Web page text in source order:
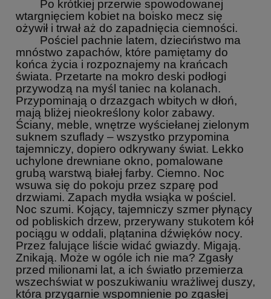
Po krótkiej przerwie spowodowanej
wtargnięciem kobiet na boisko mecz się
ożywił i trwał aż do zapadnięcia ciemności.
Pościel pachnie latem, dzieciństwo ma
mnóstwo zapachów, które pamiętamy do
końca życia i rozpoznajemy na krańcach
świata. Przetarte na mokro deski podłogi
przywodzą na myśl taniec na kolanach.
Przypominają o drzazgach wbitych w dłoń,
mają bliżej nieokreślony kolor zabawy.
Ściany, meble, wnętrze wyściełanej zielonym
suknem szuflady – wszystko przypomina
tajemniczy, dopiero odkrywany świat. Lekko
uchylone drewniane okno, pomalowane
grubą warstwą białej farby. Ciemno. Noc
wsuwa się do pokoju przez szparę pod
drzwiami. Zapach mydła wsiąka w pościel.
Noc szumi. Kojący, tajemniczy szmer płynący
od pobliskich drzew, przerywany stukotem kół
pociągu w oddali, plątanina dźwięków nocy.
Przez falujące liście widać gwiazdy. Migają.
Znikają. Może w ogóle ich nie ma? Zgasły
przed milionami lat, a ich światło przemierza
wszechświat w poszukiwaniu wrażliwej duszy,
która przygarnie wspomnienie po zgasłej